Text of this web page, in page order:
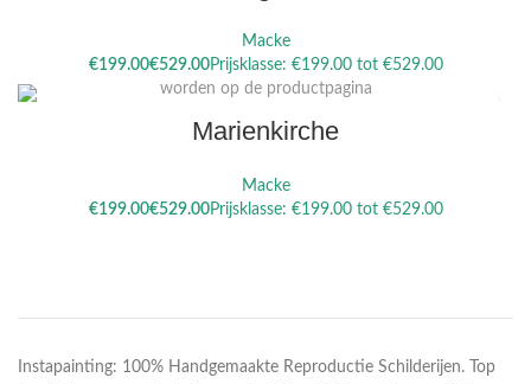
Macke
€
€
Dit product heeft meerdere variaties. Deze optie kan gekozen
worden op de productpagina
Marienkirche
Macke
€
€
Instapainting: 100% Handgemaakte Reproductie Schilderijen. Top